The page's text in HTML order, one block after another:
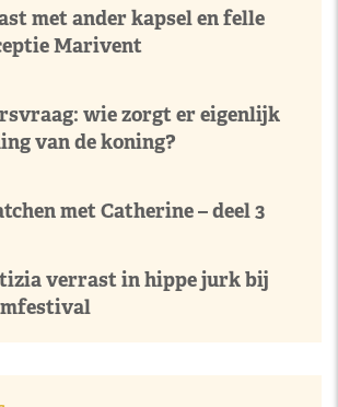
met ander kapsel en felle
Marivent
wie zorgt er eigenlijk
van de koning?
met Catherine – deel 3
verrast in hippe jurk bij